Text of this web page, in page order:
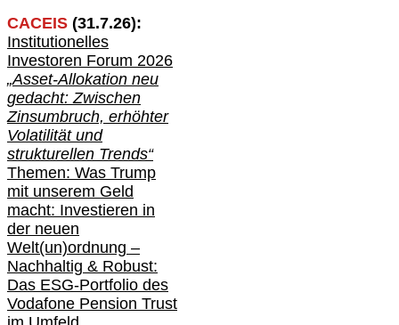
CACEIS (31.7.26):
Institutionelles
Investoren Forum 2026
„Asset-Allokation neu
gedacht: Zwischen
Zinsumbruch, erhöhter
Volatilität und
strukturellen Trends“
Themen: Was Trump
mit unserem Geld
macht: Investieren in
der neuen
Welt(un)ordnung –
Nachhaltig & Robust:
Das ESG-Portfolio des
Vodafone Pension Trust